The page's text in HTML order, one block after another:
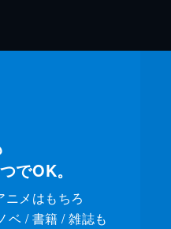
でOK。
ニメはもちろ
ベ / 書籍 / 雑誌も